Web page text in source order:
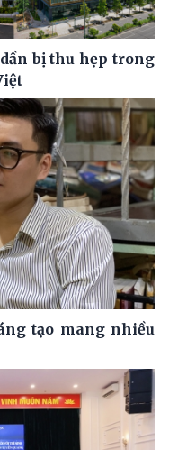
bị thu hẹp trong
tạo mang nhiều